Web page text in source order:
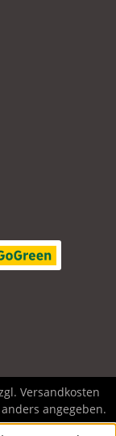
Versandkosten
angegeben.